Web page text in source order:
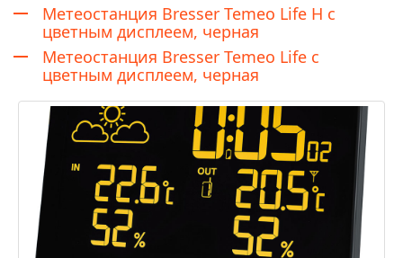
Метеостанция Bresser Temeo Life H с
цветным дисплеем, черная
Метеостанция Bresser Temeo Life с
цветным дисплеем, черная